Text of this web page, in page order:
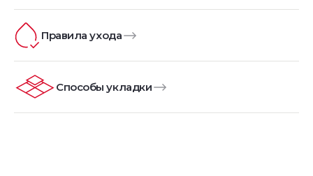
Правила ухода
Способы укладки